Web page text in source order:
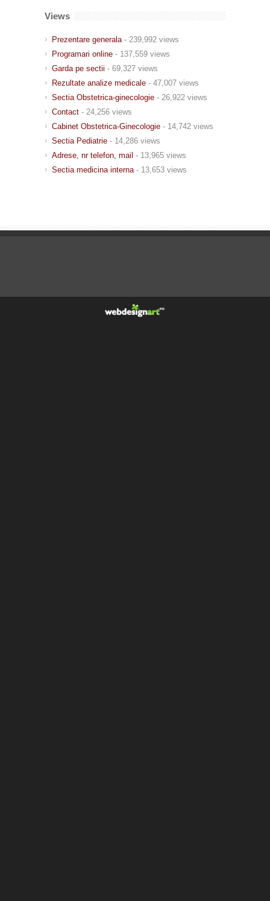
Views
Prezentare generala - 239,992 views
Programari online - 137,559 views
Garda pe sectii - 69,327 views
Rezultate analize medicale - 47,007 views
Sectia Obstetrica-ginecologie - 26,922 views
Contact - 24,256 views
Cabinet Obstetrica-Ginecologie - 14,742 views
Sectia Pediatrie - 14,286 views
Adrese, nr telefon, mail - 13,965 views
Sectia medicina interna - 13,653 views